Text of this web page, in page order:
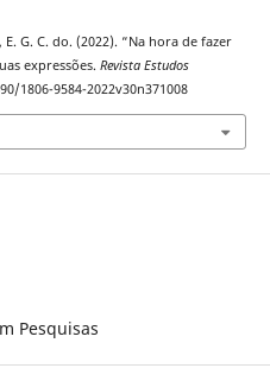
G. C. do. (2022). “Na hora de fazer
expressões. Revista Estudos
1806-9584-2022v30n371008
Pesquisas